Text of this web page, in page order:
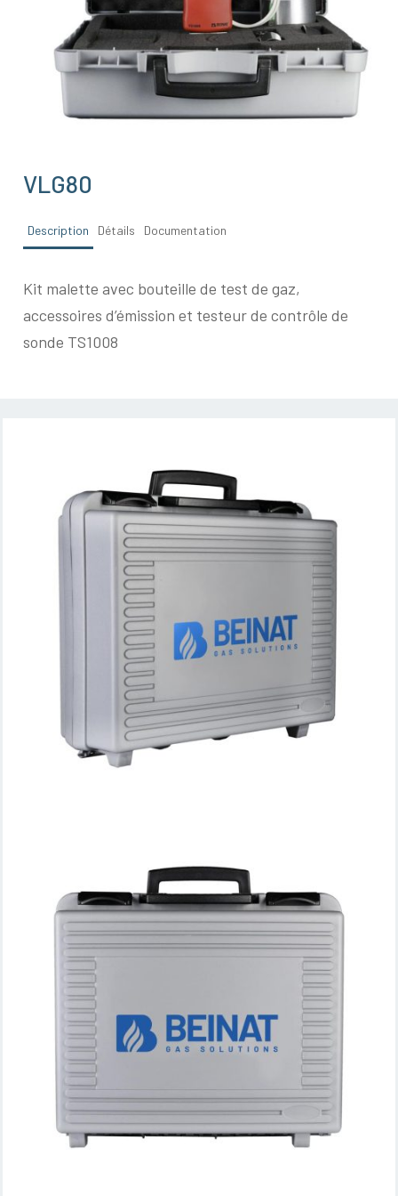
VLG80
Description Détails Documentation
Kit malette avec bouteille de test de gaz,
accessoires d’émission et testeur de contrôle de
sonde TS1008